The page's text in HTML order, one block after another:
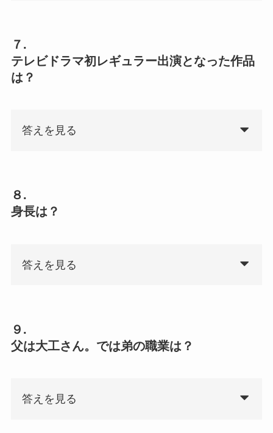
７.
テレビドラマ初レギュラー出演となった作品
は？
答えを見る
８.
身長は？
答えを見る
９.
父は大工さん。では弟の職業は？
答えを見る